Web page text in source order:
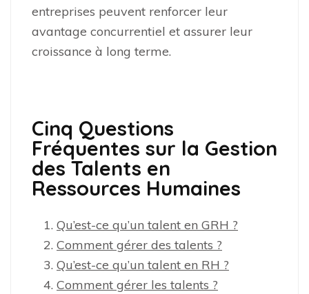
entreprises peuvent renforcer leur
avantage concurrentiel et assurer leur
croissance à long terme.
Cinq Questions
Fréquentes sur la Gestion
des Talents en
Ressources Humaines
Qu’est-ce qu’un talent en GRH ?
Comment gérer des talents ?
Qu’est-ce qu’un talent en RH ?
Comment gérer les talents ?